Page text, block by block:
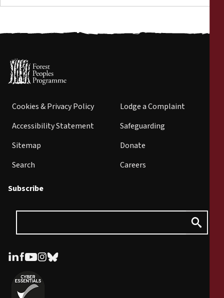
Cookies & Privacy Policy
Accessibility Statement
Sitemap
Search
Lodge a Complaint
Safeguarding
Donate
Careers
Subscribe